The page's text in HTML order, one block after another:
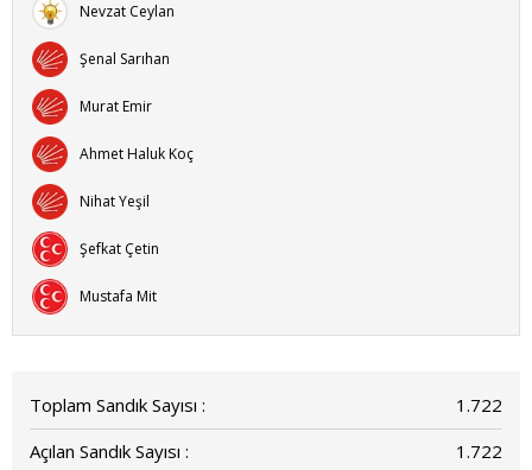
Nevzat Ceylan
Şenal Sarıhan
Murat Emir
Ahmet Haluk Koç
Nihat Yeşil
Şefkat Çetin
Mustafa Mit
Toplam Sandık Sayısı :
1.722
Açılan Sandık Sayısı :
1.722